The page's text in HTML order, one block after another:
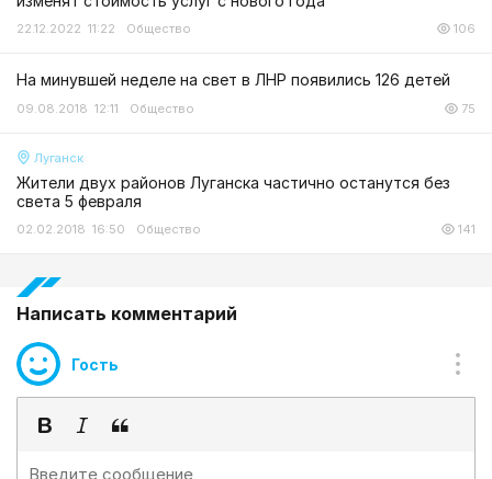
22.12.2022 11:22 Общество 106
На минувшей неделе на свет в ЛНР появились 126 детей
09.08.2018 12:11 Общество 75
Луганск
Жители двух районов Луганска частично останутся без
света 5 февраля
02.02.2018 16:50 Общество 141
Написать комментарий
Гость